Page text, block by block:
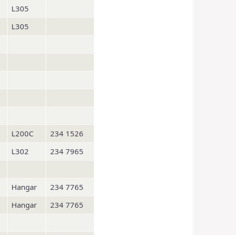
L305
L305
L200C
234 1526
L302
234 7965
Hangar
234 7765
Hangar
234 7765